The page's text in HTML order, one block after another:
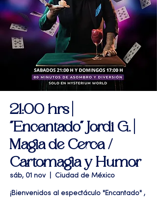
21:00 hrs |
"Encantado" Jordi G. |
Magia de Cerca /
Cartomagia y Humor
sáb, 01 nov
  |
Ciudad de México
¡Bienvenidos al espectáculo "Encantado" ,